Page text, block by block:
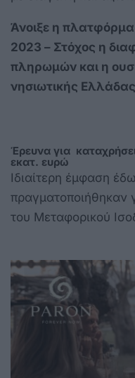
Άνοιξε η πλατφόρμα
2023 – Στόχος η
πληρωμών και η
νησιωτικής Ελλάδας
Έρευνα για
εκατ. ευρώ
Ιδιαίτερη έμφαση
πραγματοποιήθηκαν
του Μεταφορικού